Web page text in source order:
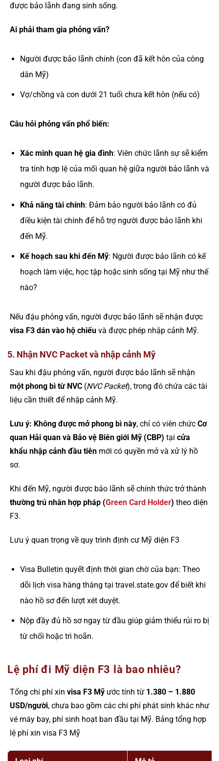
được bảo lãnh đang sinh sống.
Ai phải tham gia phỏng vấn?
Người được bảo lãnh chính (con đã kết hôn của công
dân Mỹ)
Vợ/chồng và con dưới 21 tuổi chưa kết hôn (nếu có)
Câu hỏi phỏng vấn phổ biến:
Xác minh quan hệ gia đình: Viên chức lãnh sự sẽ kiểm
tra tính hợp lệ của mối quan hệ giữa người bảo lãnh và
người được bảo lãnh.
Khả năng tài chính: Đảm bảo người bảo lãnh có đủ
điều kiện tài chính để hỗ trợ người được bảo lãnh khi
đến Mỹ.
Kế hoạch sau khi đến Mỹ: Người được bảo lãnh có kế
hoạch làm việc, học tập hoặc sinh sống tại Mỹ như thế
nào?
Nếu đậu phỏng vấn, người được bảo lãnh sẽ nhận được
visa F3 dán vào hộ chiếu và được phép nhập cảnh Mỹ.
5. Nhận NVC Packet và nhập cảnh Mỹ
Sau khi đậu phỏng vấn, người được bảo lãnh sẽ nhận
một phong bì từ NVC (NVC Packet), trong đó chứa các tài
liệu cần thiết để nhập cảnh Mỹ.
Lưu ý: Không được mở phong bì này, chỉ có viên chức Cơ
quan Hải quan và Bảo vệ Biên giới Mỹ (CBP) tại cửa
khẩu nhập cảnh đầu tiên mới có quyền mở và xử lý hồ
sơ.
Khi đến Mỹ, người được bảo lãnh sẽ chính thức trở thành
thường trú nhân hợp pháp (Green Card Holder) theo diện
F3.
Lưu ý quan trọng về quy trình định cư Mỹ diện F3
Visa Bulletin quyết định thời gian chờ của bạn: Theo
dõi lịch visa hàng tháng tại travel.state.gov để biết khi
nào hồ sơ đến lượt xét duyệt.
Nộp đầy đủ hồ sơ ngay từ đầu giúp giảm thiểu rủi ro bị
từ chối hoặc trì hoãn.
Lệ phí đi Mỹ diện F3 là bao nhiêu?
Tổng chi phí xin visa F3 Mỹ ước tính từ 1.380 – 1.880
USD/người, chưa bao gồm các chi phí phát sinh khác như
vé máy bay, phí sinh hoạt ban đầu tại Mỹ. Bảng tổng hợp
lệ phí xin visa F3 Mỹ